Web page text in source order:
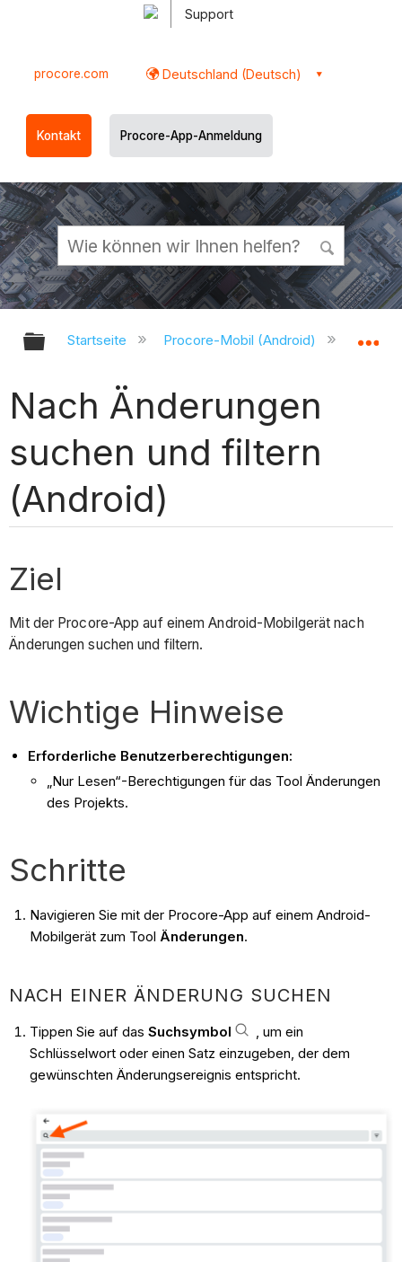
Support
procore.com Deutschland (Deutsch)
Kontakt Procore-App-Anmeldung
Globale Hierarchie auf- und
Startseite Procore-Mobil (Android)
Nach Änderungen
suchen und filtern
(Android)
Ziel
Mit der Procore-App auf einem Android-Mobilgerät nach
Änderungen suchen und filtern.
Wichtige Hinweise
Erforderliche Benutzerberechtigungen:
„Nur Lesen“-Berechtigungen für das Tool Änderungen
des Projekts.
Schritte
Navigieren Sie mit der Procore-App auf einem Android-
Mobilgerät zum Tool Änderungen.
NACH EINER ÄNDERUNG SUCHEN
Tippen Sie auf das Suchsymbol
, um ein
Schlüsselwort oder einen Satz einzugeben, der dem
gewünschten Änderungsereignis entspricht.